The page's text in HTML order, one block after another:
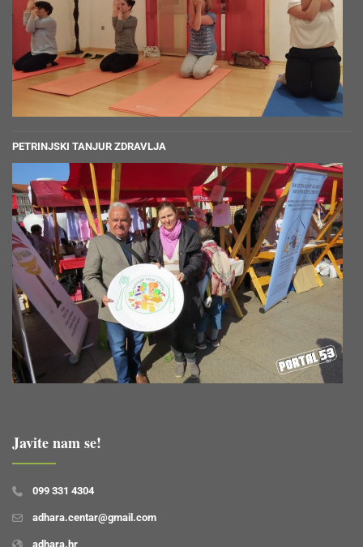
PETRINJSKI TANJUR ZDRAVLJA
Javite nam se!
099 331 4304
adhara.centar@gmail.com
adhara.hr